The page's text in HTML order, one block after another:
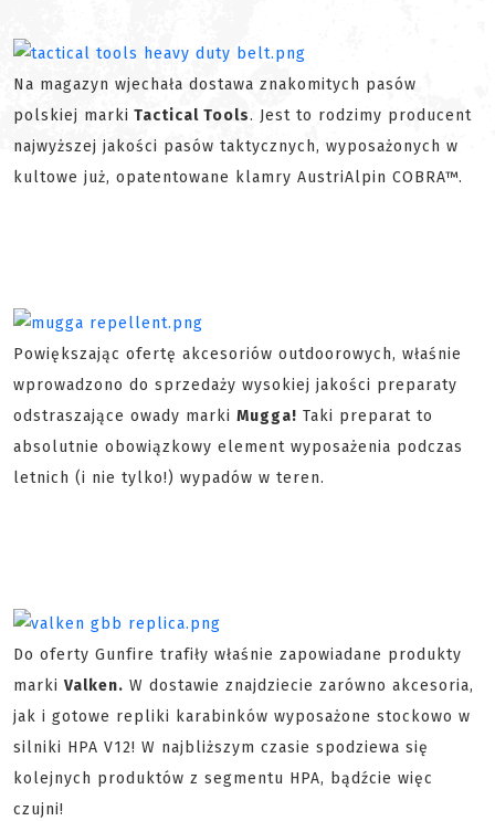
Na magazyn wjechała dostawa znakomitych pasów
polskiej marki Tactical Tools. Jest to rodzimy producent
najwyższej jakości pasów taktycznych, wyposażonych w
kultowe już, opatentowane klamry AustriAlpin COBRA™.
Powiększając ofertę akcesoriów outdoorowych, właśnie
wprowadzono do sprzedaży wysokiej jakości preparaty
odstraszające owady marki Mugga! Taki preparat to
absolutnie obowiązkowy element wyposażenia podczas
letnich (i nie tylko!) wypadów w teren.
Do oferty Gunfire trafiły właśnie zapowiadane produkty
marki Valken. W dostawie znajdziecie zarówno akcesoria,
jak i gotowe repliki karabinków wyposażone stockowo w
silniki HPA V12! W najbliższym czasie spodziewa się
kolejnych produktów z segmentu HPA, bądźcie więc
czujni!